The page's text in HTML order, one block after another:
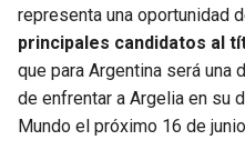
representa una oportunidad
principales candidatos al
que para Argentina será una
de enfrentar a Argelia en su
Mundo el próximo 16 de